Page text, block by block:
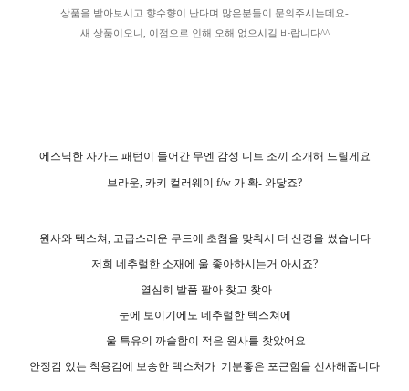
상품을 받아보시고 향수향이 난다며 많은분들이 문의주시는데요-
새 상품이오니, 이점으로 인해 오해 없으시길 바랍니다^^
에스닉한 자가드 패턴이 들어간 무엔 감성 니트 조끼 소개해 드릴게요
브라운, 카키 컬러웨이 f/w 가 확- 와닿죠?
원사와 텍스쳐, 고급스러운 무드에 초첨을 맞춰서 더 신경을 썼습니다
저희 네추럴한 소재에 울 좋아하시는거 아시죠?
열심히 발품 팔아 찾고 찾아
눈에 보이기에도 네추럴한 텍스쳐에
울 특유의 까슬함이 적은 원사를 찾았어요
안정감 있는 착용감에 보송한 텍스처가 기분좋은 포근함을 선사해줍니다